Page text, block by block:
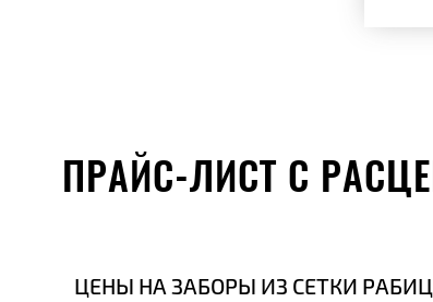
ПРАЙС-ЛИСТ С
ЦЕНЫ НА ЗАБОРЫ ИЗ СЕТКИ